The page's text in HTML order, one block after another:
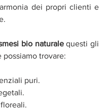
dei propri clienti e
bio naturale questi gli
trovare:
puri.